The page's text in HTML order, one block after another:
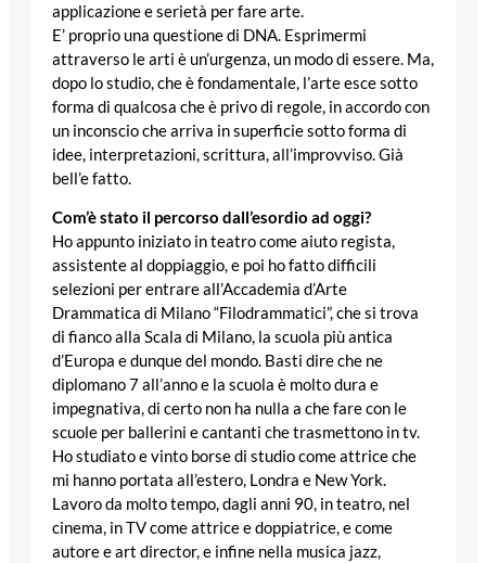
applicazione e serietà per fare arte.
E’ proprio una questione di DNA. Esprimermi
attraverso le arti è un’urgenza, un modo di essere. Ma,
dopo lo studio, che è fondamentale, l’arte esce sotto
forma di qualcosa che è privo di regole, in accordo con
un inconscio che arriva in superficie sotto forma di
idee, interpretazioni, scrittura, all’improvviso. Già
bell’e fatto.
Com’è stato il percorso dall’esordio ad oggi?
Ho appunto iniziato in teatro come aiuto regista,
assistente al doppiaggio, e poi ho fatto difficili
selezioni per entrare all’Accademia d’Arte
Drammatica di Milano “Filodrammatici”, che si trova
di fianco alla Scala di Milano, la scuola più antica
d’Europa e dunque del mondo. Basti dire che ne
diplomano 7 all’anno e la scuola è molto dura e
impegnativa, di certo non ha nulla a che fare con le
scuole per ballerini e cantanti che trasmettono in tv.
Ho studiato e vinto borse di studio come attrice che
mi hanno portata all’estero, Londra e New York.
Lavoro da molto tempo, dagli anni 90, in teatro, nel
cinema, in TV come attrice e doppiatrice, e come
autore e art director, e infine nella musica jazz,